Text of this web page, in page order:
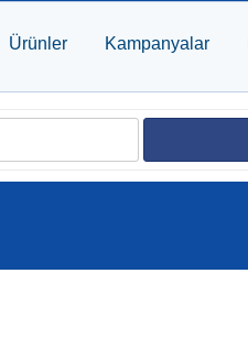
Ürünler Kampanyalar